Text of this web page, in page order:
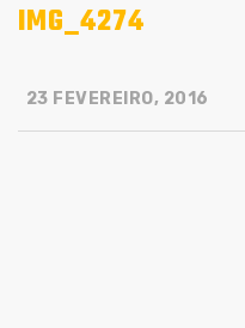
IMG_4274
23 FEVEREIRO, 2016